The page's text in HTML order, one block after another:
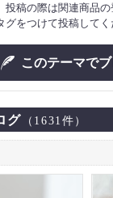
投稿の際は関連商品
グをつけて投稿してく
このテーマで
グ （1631件）